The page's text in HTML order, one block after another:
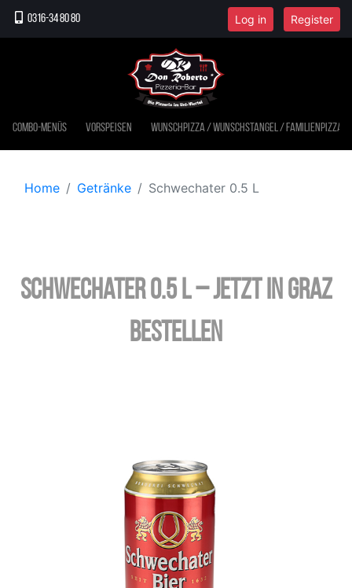
0316-34 80 80 Log in Register
Combo-Menüs Vorspeisen Wunschpizza / Wunschstangel / Familienpizza
Home Getränke Schwechater 0.5 L
Schwechater 0.5 L – jetzt in Graz
bestellen